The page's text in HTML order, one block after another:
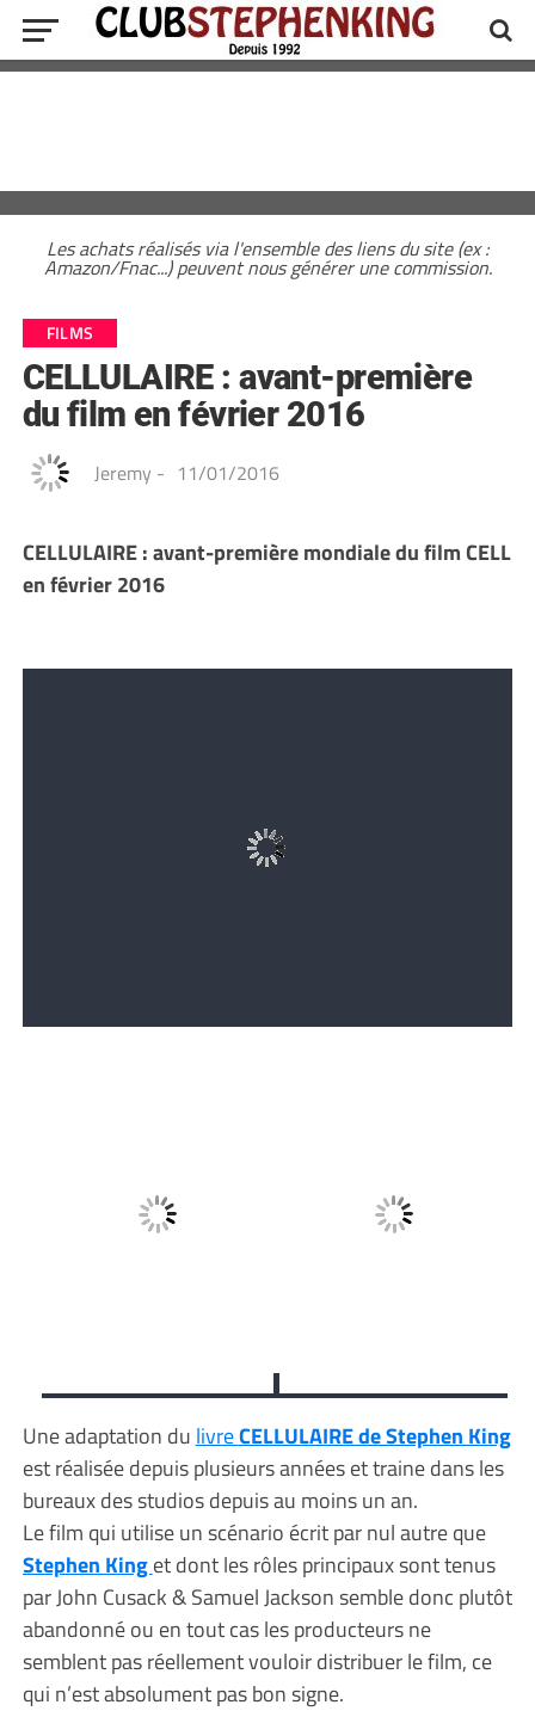
Les achats réalisés via l'ensemble des liens du site (ex :
Amazon/Fnac...) peuvent nous générer une commission.
FILMS
CELLULAIRE : avant-première
du film en février 2016
Jeremy - 11/01/2016
CELLULAIRE : avant-première mondiale du film CELL
en février 2016
Une adaptation du livreCELLULAIRE de Stephen King
est réalisée depuis plusieurs années et traine dans les
bureaux des studios depuis au moins un an.
Le film qui utilise un scénario écrit par nul autre que
Stephen Kinget dont les rôles principaux sont tenus
par John Cusack & Samuel Jackson semble donc plutôt
abandonné ou en tout cas les producteurs ne
semblent pas réellement vouloir distribuer le film, ce
qui n’est absolument pas bon signe.